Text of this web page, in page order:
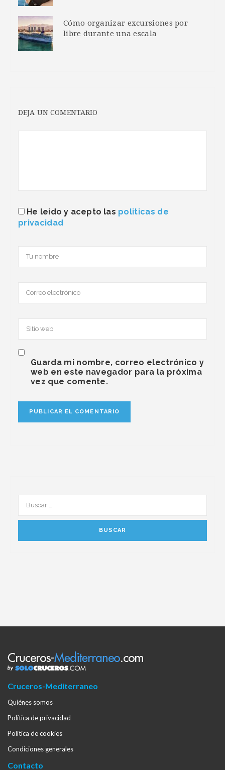
Cómo organizar excursiones por
libre durante una escala
DEJA UN COMENTARIO
He leido y acepto las politicas de
privacidad
Guarda mi nombre, correo electrónico y
web en este navegador para la próxima
vez que comente.
Cruceros-Mediterraneo
Quiénes somos
Política de privacidad
Política de cookies
Condiciones generales
Contacto